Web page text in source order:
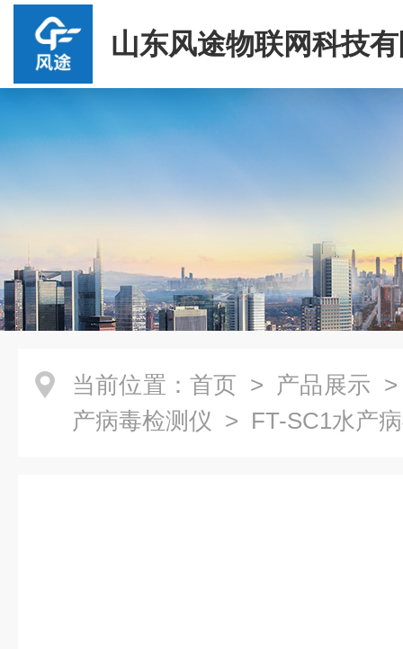
山东风途物联网科技
当前位置： 首页 > 产品展示
产病毒检测仪 > FT-SC1水产